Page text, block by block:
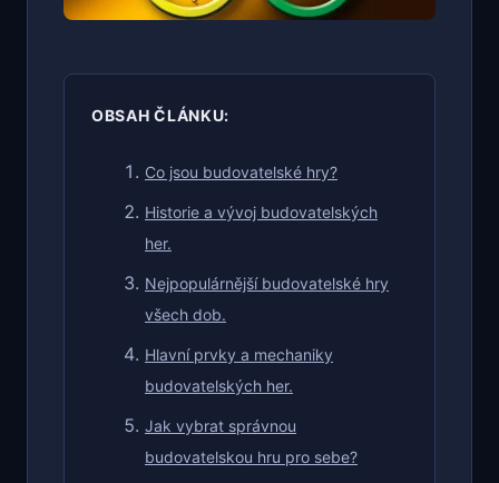
OBSAH ČLÁNKU:
Co jsou budovatelské hry?
Historie a vývoj budovatelských
her.
Nejpopulárnější budovatelské hry
všech dob.
Hlavní prvky a mechaniky
budovatelských her.
Jak vybrat správnou
budovatelskou hru pro sebe?